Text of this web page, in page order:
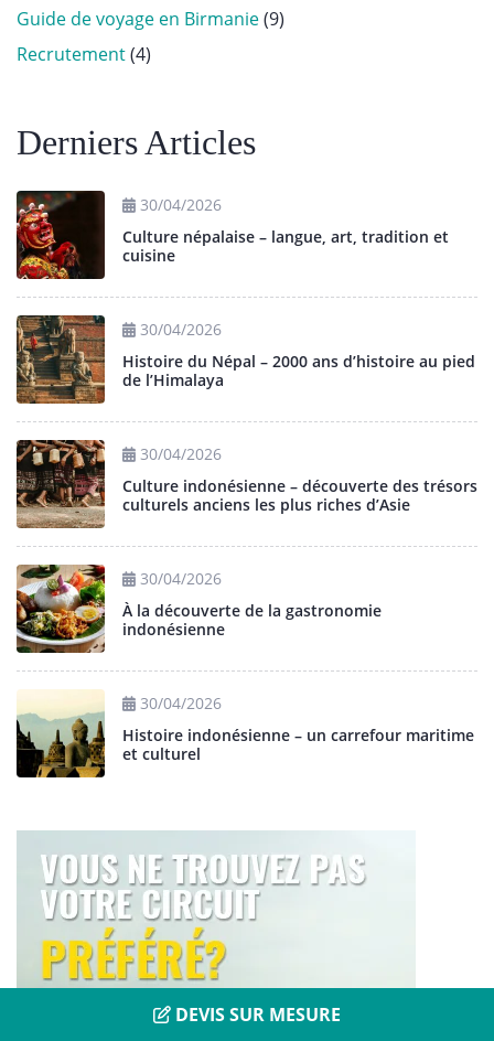
Guide de voyage en Birmanie(9)
Recrutement(4)
Derniers Articles
30/04/2026
Culture népalaise – langue, art, tradition et
cuisine
30/04/2026
Histoire du Népal – 2000 ans d’histoire au pied
de l’Himalaya
30/04/2026
Culture indonésienne – découverte des trésors
culturels anciens les plus riches d’Asie
30/04/2026
À la découverte de la gastronomie
indonésienne
30/04/2026
Histoire indonésienne – un carrefour maritime
et culturel
DEVIS SUR MESURE